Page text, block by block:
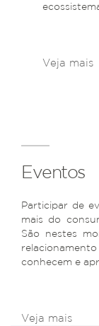
Veja mais
Eventos
Participar de
mais do
São nestes
conhecem e
Veja mais